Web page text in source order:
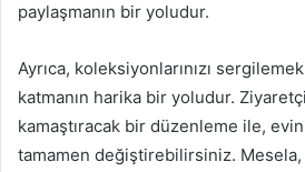
paylaşmanın bir yoludur.
Ayrıca, koleksiyonlarınızı
katmanın harika bir yoludur.
kamaştıracak bir düzenleme ile,
tamamen değiştirebilirsiniz.